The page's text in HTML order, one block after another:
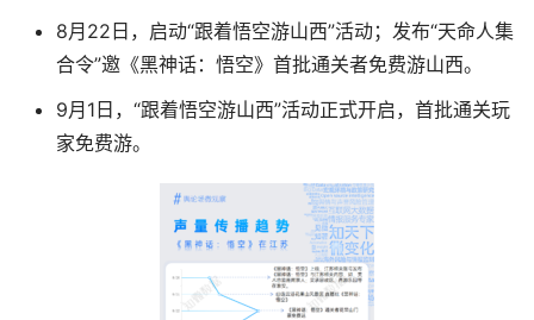
8月22日，启动“跟着悟空游山西”活动；发布“天命人集
合令”邀《黑神话：悟空》首批通关者免费游山西。
9月1日，“跟着悟空游山西”活动正式开启，首批通关玩
家免费游。